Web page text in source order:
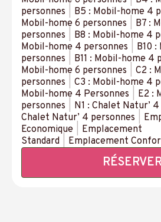
personnes
B5 : Mobil-home 4
Mobil-home 6 personnes
B7 :
personnes
B8 : Mobil-home 4
Mobil-home 4 personnes
B10
personnes
B11 : Mobil-home 4
Mobil-home 6 personnes
C2 :
personnes
C3 : Mobil-home 4
Mobil-home 4 Personnes
E2 :
personnes
N1 : Chalet Natur’
Chalet Natur’ 4 personnes
Economique
Emplacement
Standard
Emplacement